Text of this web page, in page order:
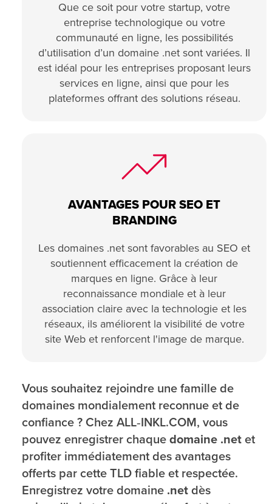
Que ce soit pour votre startup, votre
entreprise technologique ou votre
communauté en ligne, les possibilités
d’utilisation d’un domaine .net sont variées. Il
est idéal pour les entreprises proposant leurs
services en ligne, ainsi que pour les
plateformes offrant des solutions réseau.
AVANTAGES POUR SEO ET
BRANDING
Les domaines .net sont favorables au SEO et
soutiennent efficacement la création de
marques en ligne. Grâce à leur
reconnaissance mondiale et à leur
association claire avec la technologie et les
réseaux, ils améliorent la visibilité de votre
site Web et renforcent l'image de marque.
Vous souhaitez rejoindre une famille de
domaines mondialement reconnue et de
confiance ? Chez ALL‑INKL.COM, vous
pouvez enregistrer chaque domaine .net et
profiter immédiatement des avantages
offerts par cette TLD fiable et respectée.
Enregistrez votre domaine .net dès